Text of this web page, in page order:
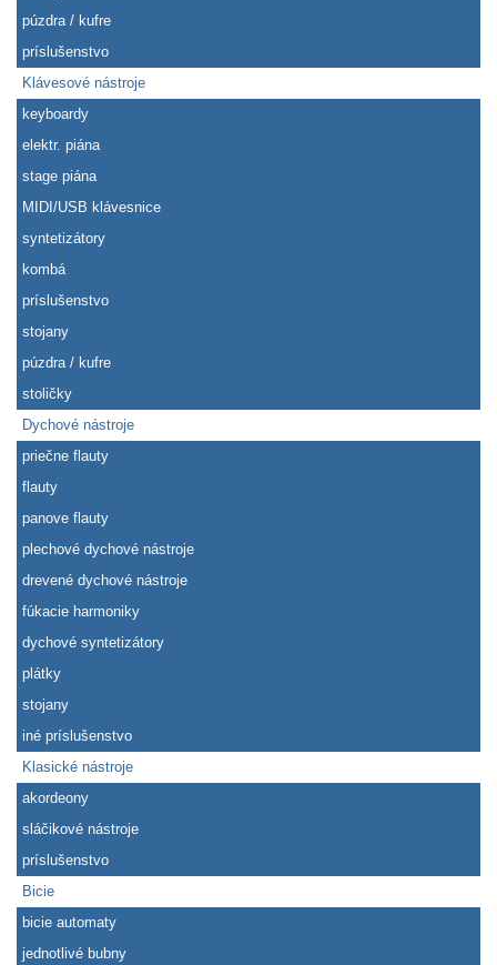
púzdra / kufre
príslušenstvo
Klávesové nástroje
keyboardy
elektr. piána
stage piána
MIDI/USB klávesnice
syntetizátory
kombá
príslušenstvo
stojany
púzdra / kufre
stoličky
Dychové nástroje
priečne flauty
flauty
panove flauty
plechové dychové nástroje
drevené dychové nástroje
fúkacie harmoniky
dychové syntetizátory
plátky
stojany
iné príslušenstvo
Klasické nástroje
akordeony
sláčikové nástroje
príslušenstvo
Bicie
bicie automaty
jednotlivé bubny